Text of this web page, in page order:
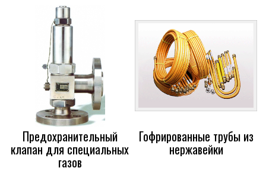
Предохранительный
клапан для специальных
газов
Гофрированные трубы из
нержавейки